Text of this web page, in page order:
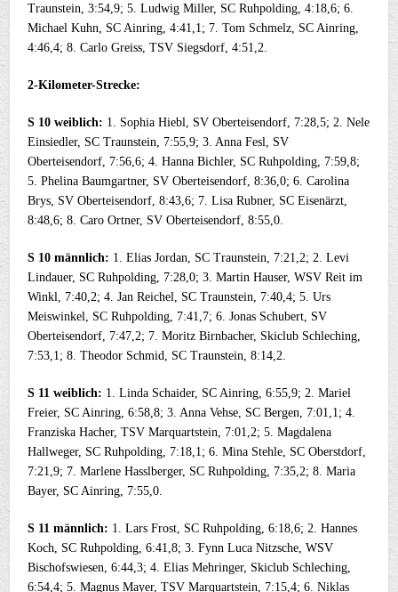
Traunstein, 3:54,9; 5. Ludwig Miller, SC Ruhpolding, 4:18,6; 6.
Michael Kuhn, SC Ainring, 4:41,1; 7. Tom Schmelz, SC Ainring,
4:46,4; 8. Carlo Greiss, TSV Siegsdorf, 4:51,2.
2-Kilometer-Strecke:
S 10 weiblich: 1. Sophia Hiebl, SV Oberteisendorf, 7:28,5; 2. Nele
Einsiedler, SC Traunstein, 7:55,9; 3. Anna Fesl, SV
Oberteisendorf, 7:56,6; 4. Hanna Bichler, SC Ruhpolding, 7:59,8;
5. Phelina Baumgartner, SV Oberteisendorf, 8:36,0; 6. Carolina
Brys, SV Oberteisendorf, 8:43,6; 7. Lisa Rubner, SC Eisenärzt,
8:48,6; 8. Caro Ortner, SV Oberteisendorf, 8:55,0.
S 10 männlich: 1. Elias Jordan, SC Traunstein, 7:21,2; 2. Levi
Lindauer, SC Ruhpolding, 7:28,0; 3. Martin Hauser, WSV Reit im
Winkl, 7:40,2; 4. Jan Reichel, SC Traunstein, 7:40,4; 5. Urs
Meiswinkel, SC Ruhpolding, 7:41,7; 6. Jonas Schubert, SV
Oberteisendorf, 7:47,2; 7. Moritz Birnbacher, Skiclub Schleching,
7:53,1; 8. Theodor Schmid, SC Traunstein, 8:14,2.
S 11 weiblich: 1. Linda Schaider, SC Ainring, 6:55,9; 2. Mariel
Freier, SC Ainring, 6:58,8; 3. Anna Vehse, SC Bergen, 7:01,1; 4.
Franziska Hacher, TSV Marquartstein, 7:01,2; 5. Magdalena
Hallweger, SC Ruhpolding, 7:18,1; 6. Mina Stehle, SC Oberstdorf,
7:21,9; 7. Marlene Hasslberger, SC Ruhpolding, 7:35,2; 8. Maria
Bayer, SC Ainring, 7:55,0.
S 11 männlich: 1. Lars Frost, SC Ruhpolding, 6:18,6; 2. Hannes
Koch, SC Ruhpolding, 6:41,8; 3. Fynn Luca Nitzsche, WSV
Bischofswiesen, 6:44,3; 4. Elias Mehringer, Skiclub Schleching,
6:54,4; 5. Magnus Mayer, TSV Marquartstein, 7:15,4; 6. Niklas